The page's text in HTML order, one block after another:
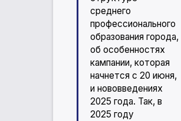
среднего
профессионального
образования города,
об особенностях
кампании, которая
начнется с 20 июня,
и нововведениях
2025 года. Так, в
2025 году